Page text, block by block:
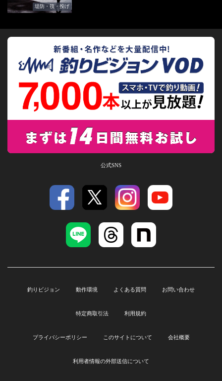
堤防・筏・投げ
公式SNS
釣りビジョン 動作環境 よくある質問 お問い合わせ
特定商取引法 利用規約
プライバシーポリシー このサイトについて 会社概要
利用者情報の外部送信について